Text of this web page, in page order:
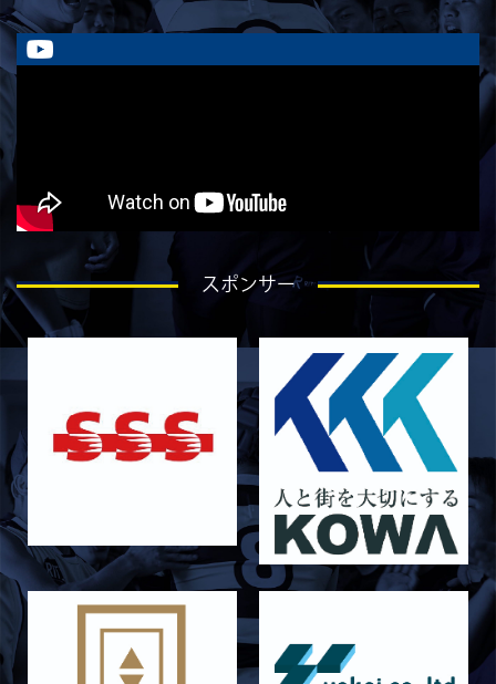
ラストイヤーにかける想い-石岡泰一-
2026/07/25
STAFF blog
2026/06/27
STAFF blog
2026/06/26
【Rits Familyのバトン】vol. 2 稲西輝紀
STAFF blog
6月20日 花園大学
2026/06/16
STAFF blog
STAFF blog
6月13日 名城大学
2026/06/12
STAFF blog
【Rits Familyのバトン】vol. 1 北村瞬太郎
STAFF blog
【「イヤーブック2026」にお名前を掲載／サポ
スポンサー